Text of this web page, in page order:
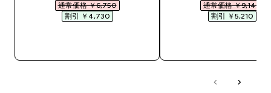
通常価格 ￥6,750‎
割引 ￥4,730‎
通常価格 ￥9,140‎
割引 ￥5,210‎